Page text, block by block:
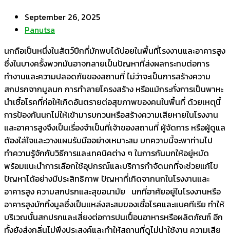
September 26, 2025
Panutsa
นกถือเป็นหนึ่งในสัตว์ปีกที่มักพบได้บ่อยในพื้นที่โรงงานและอาคารสูง
ซึ่งในบางครั้งพวกมันอาจกลายเป็นปัญหาที่ส่งผลกระทบต่อการ
ทำงานและความปลอดภัยของสถานที่ ไม่ว่าจะเป็นการสร้างความ
สกปรกจากมูลนก การทำลายโครงสร้าง หรือแม้กระทั่งการเป็นพาหะ
นำเชื้อโรคที่ก่อให้เกิดอันตรายต่อสุขภาพของคนในพื้นที่ ด้วยเหตุนี้
การป้องกันนกไม่ให้เข้ามารบกวนหรือสร้างความเสียหายในโรงงาน
และอาคารสูงจึงเป็นเรื่องจำเป็นที่เจ้าของสถานที่ ผู้จัดการ หรือผู้ดูแล
ต้องใส่ใจและวางแผนรับมืออย่างเหมาะสม บทความนี้จะพาท่านไป
ทำความรู้จักกับวิธีการและเทคนิคต่าง ๆ ในการกันนกให้อยู่หมัด
พร้อมแนะนำการเลือกใช้อุปกรณ์และบริการกำจัดนกที่จะช่วยแก้ไข
ปัญหาได้อย่างมีประสิทธิภาพ ปัญหาที่เกิดจากนกในโรงงานและ
อาคารสูง ความสกปรกและสุขอนามัย นกที่อาศัยอยู่ในโรงงานหรือ
อาคารสูงมักทิ้งมูลซึ่งเป็นแหล่งสะสมของเชื้อโรคและแบคทีเรีย ทำให้
บริเวณนั้นสกปรกและเสี่ยงต่อการปนเปื้อนอาหารหรือผลิตภัณฑ์ อีก
ทั้งยังส่งกลิ่นไม่พึงประสงค์และทำให้สถานที่ดูไม่น่าใช้งาน ความเสีย